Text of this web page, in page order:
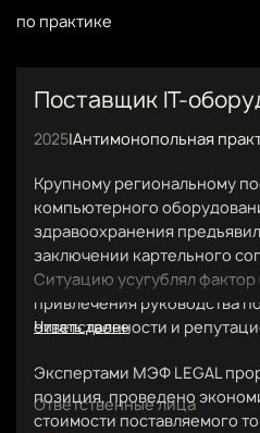
по практике
Поставщик IT-
2025|Антимонопольная
Крупному региональному
компьютерного
здравоохранения
заключении картельного
Ситуацию усугублял
привлечения руководства
ответственности и
Экспертами МЭФ LEGAL
позиция, проведено
стоимости поставляемого
Читать далее
Ответственные лица